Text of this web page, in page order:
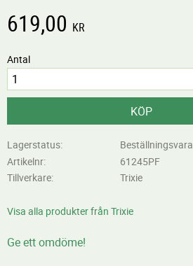
619,00 KR
Antal
KÖP
Lagerstatus
Beställningsvara
Artikelnr
61245PF
Tillverkare
Trixie
Visa alla produkter från Trixie
Ge ett omdöme!